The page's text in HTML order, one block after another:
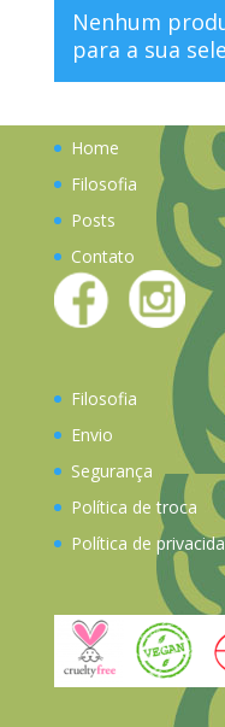
Nenhum
para a sua
Home
Filosofia
Posts
Contato
Filosofia
Envio
Segurança
Política de troca
Política de